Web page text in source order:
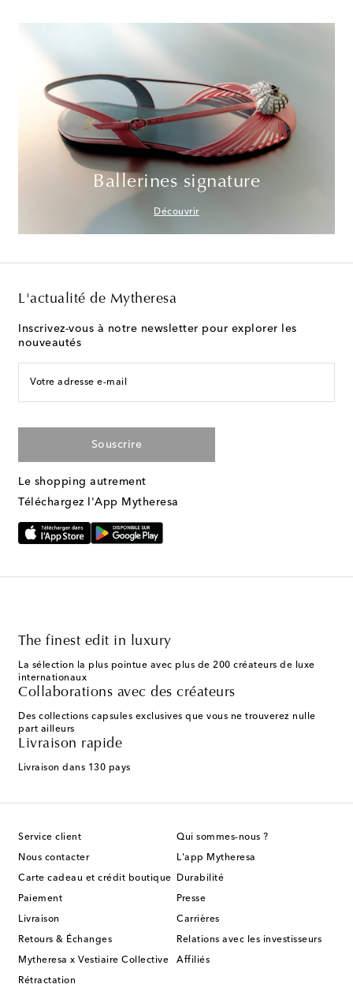
Ballerines signature
Découvrir
L'actualité de Mytheresa
Inscrivez-vous à notre newsletter pour explorer les
nouveautés
Votre adresse e-mail
Souscrire
Le shopping autrement
Téléchargez l'App Mytheresa
The finest edit in luxury
La sélection la plus pointue avec plus de 200 créateurs de luxe
internationaux
Collaborations avec des créateurs
Des collections capsules exclusives que vous ne trouverez nulle
part ailleurs
Livraison rapide
Livraison dans 130 pays
Service client
Nous contacter
Carte cadeau et crédit boutique
Paiement
Livraison
Retours & Échanges
Mytheresa x Vestiaire Collective
Rétractation
Qui sommes-nous ?
L'app Mytheresa
Durabilité
Presse
Carrières
Relations avec les investisseurs
Affiliés